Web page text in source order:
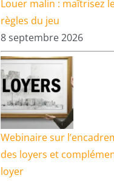
Louer malin : maîtrisez
règles du jeu
8 septembre 2026
Webinaire sur
des loyers et
loyer